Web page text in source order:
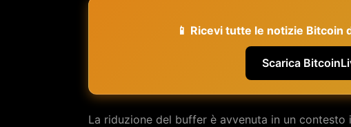
📱 Ricevi tutte le notizie
Scarica
La riduzione del buffer è avvenuta in un